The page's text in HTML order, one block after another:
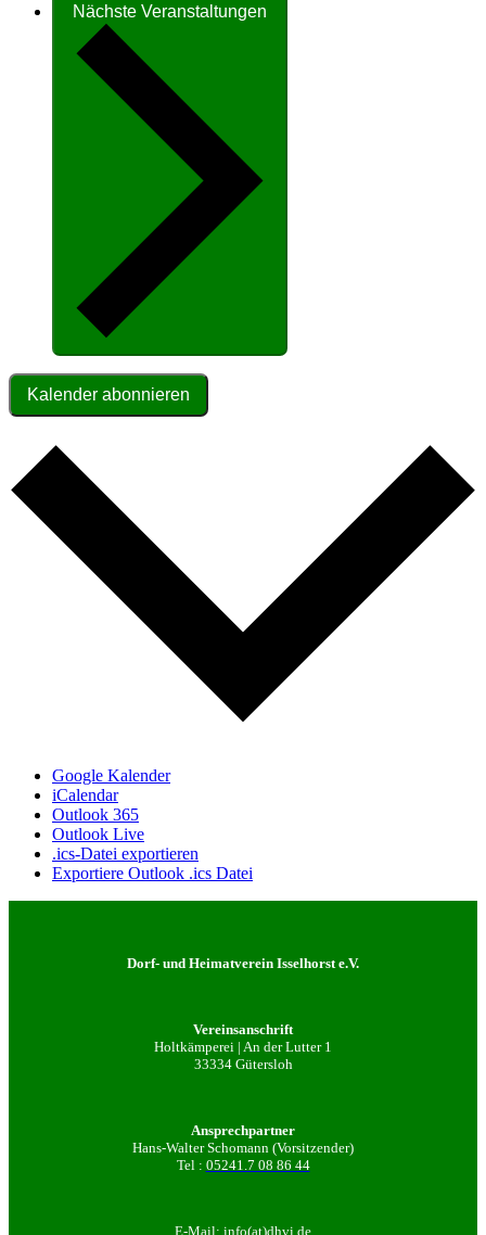
Nächste Veranstaltungen
Kalender abonnieren
Google Kalender
iCalendar
Outlook 365
Outlook Live
.ics-Datei exportieren
Exportiere Outlook .ics Datei
Dorf- und Heimatverein Isselhorst e.V.
Vereinsanschrift
Holtkämperei | An der Lutter 1
33334 Gütersloh
Ansprechpartner
Hans-Walter Schomann (Vorsitzender)
Tel : 05241.7 08 86 44
E-Mail: info(at)dhvi.de